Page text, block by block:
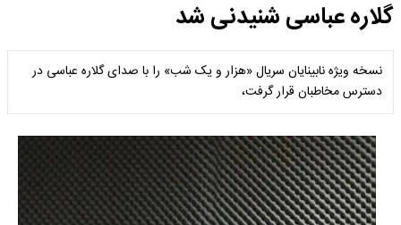
گلاره عباسی شنیدنی شد
نسخه ویژه نابینایان سریال «هزار و یک شب» را با صدای گلاره عباسی در
دسترس مخاطبان قرار گرفت،